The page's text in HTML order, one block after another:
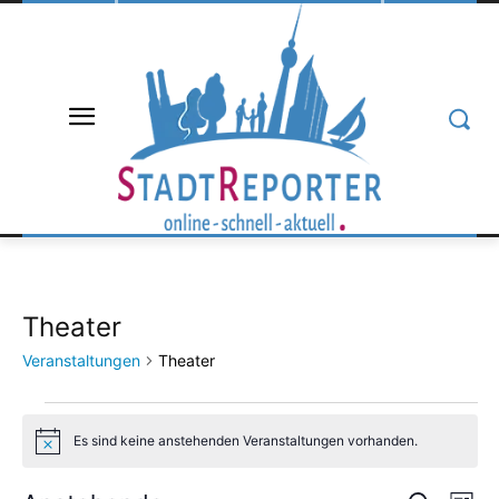
Theater
Veranstaltungen Theater
Veranstaltungen
HinweisEs sind keine anstehenden Veranstaltungen vorhanden.